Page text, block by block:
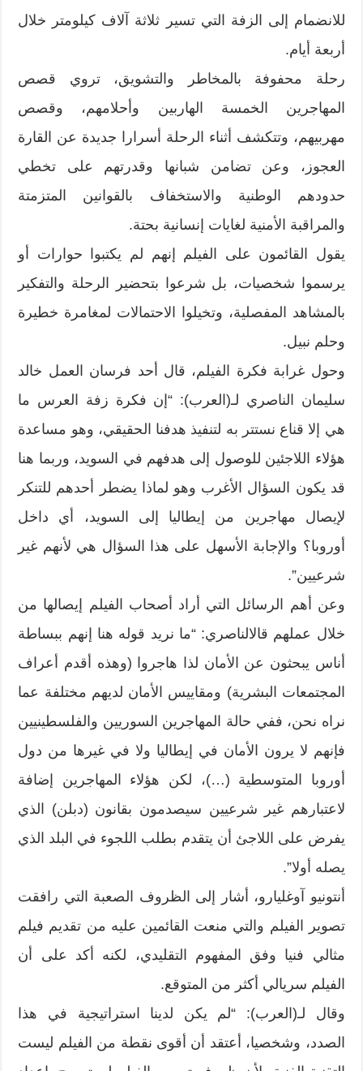
للانضمام إلى الزفة التي تسير ثلاثة آلاف كيلومتر خلال
أربعة أيام.
رحلة محفوفة بالمخاطر والتشويق، تروي قصص
المهاجرين الخمسة الهاربين وأحلامهم، وقصص
مهربيهم، وتتكشف أثناء الرحلة أسرارا جديدة عن القارة
العجوز، وعن تضامن شبانها وقدرتهم على تخطي
حدودهم الوطنية والاستخفاف بالقوانين المتزمتة
والمراقبة الأمنية لغايات إنسانية بحتة.
يقول القائمون على الفيلم إنهم لم يكتبوا حوارات أو
يرسموا شخصيات، بل شرعوا بتحضير الرحلة والتفكير
بالمشاهد المفصلية، وتخيلوا الاحتمالات لمغامرة خطيرة
وحلم نبيل.
وحول غرابة فكرة الفيلم، قال أحد فرسان العمل خالد
سليمان الناصري لـ(العرب): “إن فكرة زفة العرس ما
هي إلا قناع نستتر به لتنفيذ هدفنا الحقيقي، وهو مساعدة
هؤلاء اللاجئين للوصول إلى هدفهم في السويد، وربما هنا
قد يكون السؤال الأغرب وهو لماذا يضطر أحدهم للتنكر
لإيصال مهاجرين من إيطاليا إلى السويد، أي داخل
أوروبا؟ والإجابة الأسهل على هذا السؤال هي لأنهم غير
شرعيين”.
وعن أهم الرسائل التي أراد أصحاب الفيلم إيصالها من
خلال عملهم قالالناصري: “ما نريد قوله هنا إنهم ببساطة
أناس يبحثون عن الأمان لذا هاجروا (وهذه أقدم أعراف
المجتمعات البشرية) ومقاييس الأمان لديهم مختلفة عما
نراه نحن، ففي حالة المهاجرين السوريين والفلسطينيين
فإنهم لا يرون الأمان في إيطاليا ولا في غيرها من دول
أوروبا المتوسطية (…)، لكن هؤلاء المهاجرين إضافة
لاعتبارهم غير شرعيين سيصدمون بقانون (دبلن) الذي
يفرض على اللاجئ أن يتقدم بطلب اللجوء في البلد الذي
يصله أولا”.
أنتونيو آوغليارو، أشار إلى الظروف الصعبة التي رافقت
تصوير الفيلم والتي منعت القائمين عليه من تقديم فيلم
مثالي فنيا وفق المفهوم التقليدي، لكنه أكد على أن
الفيلم سريالي أكثر من المتوقع.
وقال لـ(العرب): “لم يكن لدينا استراتيجية في هذا
الصدد، وشخصيا، أعتقد أن أقوى نقطة من الفيلم ليست